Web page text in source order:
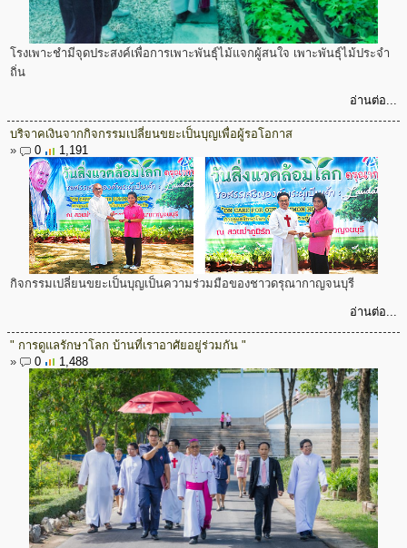
โรงเพาะชำมีจุดประสงค์เพื่อการเพาะพันธุ์ไม้แจกผู้สนใจ เพาะพันธุ์ไม้ประจำ
ถิ่น
อ่านต่อ...
บริจาคเงินจากกิจกรรมเปลี่ยนขยะเป็นบุญเพื่อผู้รอโอกาส
»
0 1,191
กิจกรรมเปลี่ยนขยะเป็นบุญเป็นความร่วมมือของชาวดรุณากาญจนบุรี
อ่านต่อ...
" การดูแลรักษาโลก บ้านที่เราอาศัยอยู่ร่วมกัน "
»
0 1,488